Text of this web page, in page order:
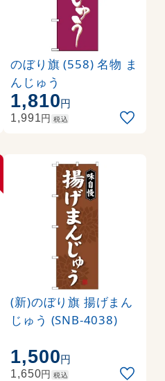
のぼり旗 (558) 名物 ま
んじゅう
1,810円
1,991円 税込
(新)のぼり旗 揚げまん
じゅう (SNB-4038)
1,500円
1,650円 税込